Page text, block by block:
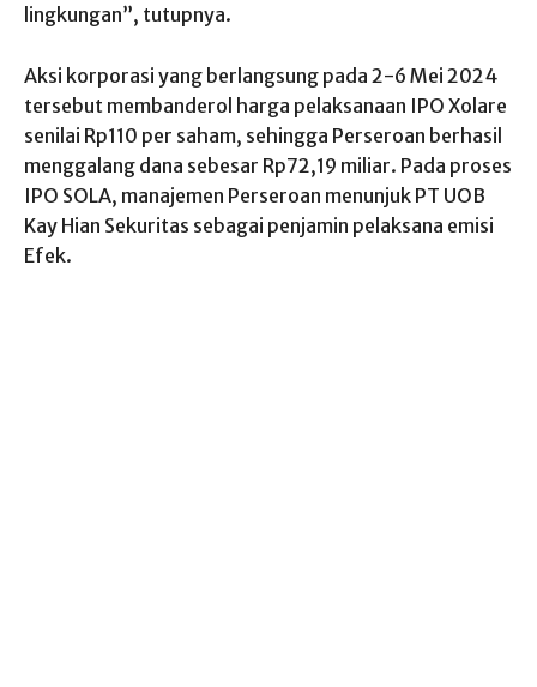
lingkungan”, tutupnya.
Aksi korporasi yang berlangsung pada 2-6 Mei 2024
tersebut membanderol harga pelaksanaan IPO Xolare
senilai Rp110 per saham, sehingga Perseroan berhasil
menggalang dana sebesar Rp72,19 miliar. Pada proses
IPO SOLA, manajemen Perseroan menunjuk PT UOB
Kay Hian Sekuritas sebagai penjamin pelaksana emisi
Efek.